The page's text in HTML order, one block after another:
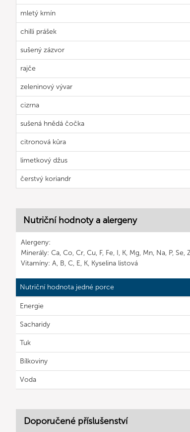
mletý kmín
chilli prášek
sušený zázvor
rajče
zeleninový vývar
cizrna
sušená hnědá čočka
citronová kůra
limetkový džus
čerstvý koriandr
Nutriční hodnoty a alergeny
Alergeny:
Minerály: Ca, Co, Cr, Cu, F, Fe, I, K, Mg, Mn, Na, P, Se,
Vitamíny: A, B, C, E, K, Kyselina listová
Nutriční hodnota jedné porce
Energie
Sacharidy
Tuk
Bílkoviny
Voda
Doporučené příslušenství